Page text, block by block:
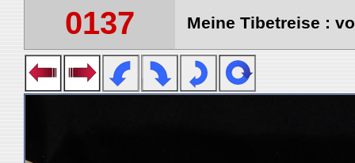
0137 Meine Tibetreise :